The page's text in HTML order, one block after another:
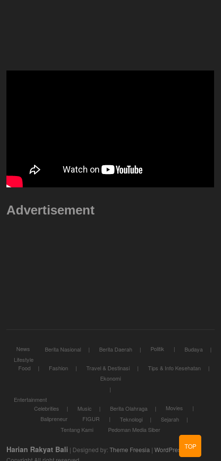
Advertisement
News Berita Nasional Berita Daerah Politik
Budaya
Lifestyle
Food
Fashion Travel & Destinasi
Tips & Info Kesehatan
Ekonomi
Entertainment
Celebrities
Music Berita Olahraga
Movies
Balipreneur
FIGUR Teknologi
Sejarah
Tentang Kami
Pedoman Media Siber
Harian Rakyat Bali | Designed by:Theme Freesia |WordPress
| ©
TOP